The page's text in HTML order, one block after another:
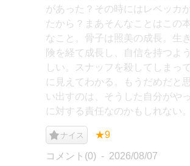
があった？その時にはレベッカ
たから？まあそんなことはこの
なこと。骨子は照美の成長。生
険を経て成長し、自信を持つよ
しい。スナッフを殺してしまっ
に見えてわかる。もうだめだと
い出すのは、そうした自分がや
に対する責任なのかもしれない。
ナイス ★9
コメント(0) 2026/08/07